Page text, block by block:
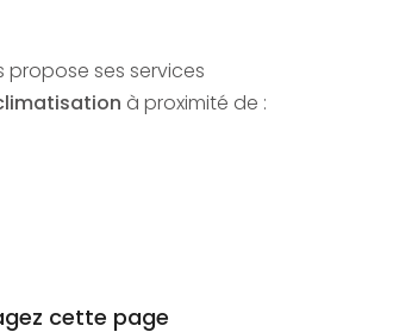
propose ses services
à proximité de :